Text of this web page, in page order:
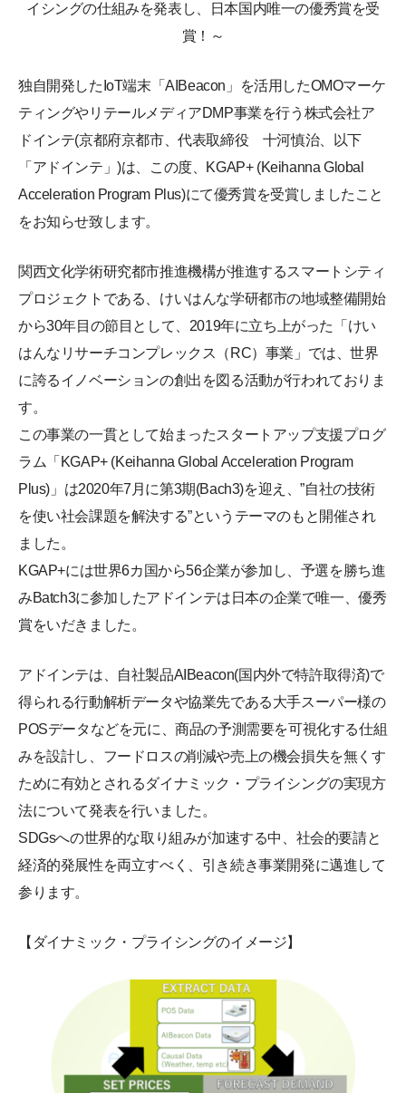
イシングの仕組みを発表し、日本国内唯一の優秀賞を受
賞！～
独自開発したIoT端末「AIBeacon」を活用したOMOマーケ
ティングやリテールメディアDMP事業を行う株式会社ア
ドインテ(京都府京都市、代表取締役 十河慎治、以下
「アドインテ」)は、この度、KGAP+ (Keihanna Global
Acceleration Program Plus)にて優秀賞を受賞しましたこと
をお知らせ致します。
関西文化学術研究都市推進機構が推進するスマートシティ
プロジェクトである、けいはんな学研都市の地域整備開始
から30年目の節目として、2019年に立ち上がった「けい
はんなリサーチコンプレックス（RC）事業」では、世界
に誇るイノベーションの創出を図る活動が行われておりま
す。
この事業の一貫として始まったスタートアップ支援プログ
ラム「KGAP+ (Keihanna Global Acceleration Program
Plus)」は2020年7月に第3期(Bach3)を迎え、”自社の技術
を使い社会課題を解決する”というテーマのもと開催され
ました。
KGAP+には世界6カ国から56企業が参加し、予選を勝ち進
みBatch3に参加したアドインテは日本の企業で唯一、優秀
賞をいだきました。
アドインテは、自社製品AIBeacon(国内外で特許取得済)で
得られる行動解析データや協業先である大手スーパー様の
POSデータなどを元に、商品の予測需要を可視化する仕組
みを設計し、フードロスの削減や売上の機会損失を無くす
ために有効とされるダイナミック・プライシングの実現方
法について発表を行いました。
SDGsへの世界的な取り組みが加速する中、社会的要請と
経済的発展性を両立すべく、引き続き事業開発に邁進して
参ります。
【ダイナミック・プライシングのイメージ】